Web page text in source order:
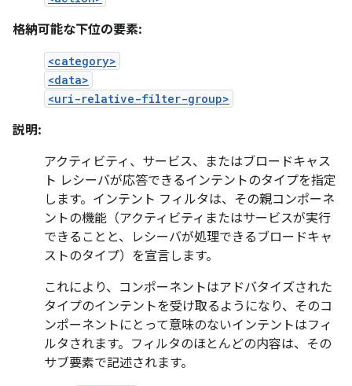
格納可能な下位の要素:
<category>
<data>
<uri-relative-filter-group>
説明:
アクティビティ、サービス、またはブロードキャス
ト レシーバが応答できるインテントのタイプを指定
します。インテント フィルタは、その親コンポーネ
ントの機能（アクティビティまたはサービスが実行
できることと、レシーバが処理できるブロードキャ
ストのタイプ）を宣言します。
これにより、コンポーネントはアドバタイズされた
タイプのインテントを受け取るようになり、そのコ
ンポーネントにとって意味のないインテントはフィ
ルタされます。フィルタのほとんどの内容は、その
サブ要素で記述されます。